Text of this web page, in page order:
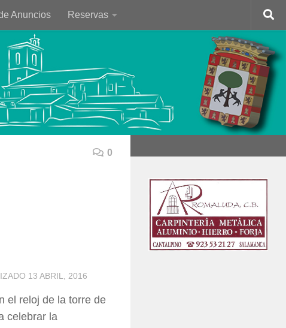
Anuncios Reservas
0
13 ABRIL, 2016
el reloj de la torre de
celebrar la